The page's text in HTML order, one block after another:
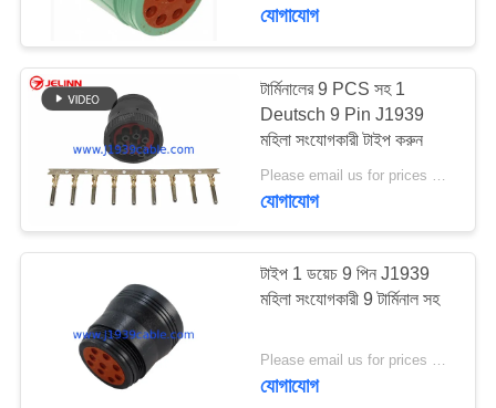
জন্য
আবেদন
ম্যাপ
PRIVACY
POLICY
যোগাযোগ
টার্মিনালের 9 PCS সহ 1
Deutsch 9 Pin J1939
মহিলা সংযোগকারী টাইপ করুন
যোগাযোগ
টাইপ 1 ডয়েচ 9 পিন J1939
মহিলা সংযোগকারী 9 টার্মিনাল সহ
Please email us for prices MOQ:100 PCS
যোগাযোগ